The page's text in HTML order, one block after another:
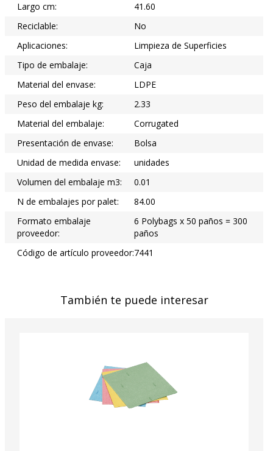
Largo cm:
41.60
Reciclable:
No
Aplicaciones:
Limpieza de Superficies
Tipo de embalaje:
Caja
Material del envase:
LDPE
Peso del embalaje kg:
2.33
Material del embalaje:
Corrugated
Presentación de envase:
Bolsa
Unidad de medida envase:
unidades
Volumen del embalaje m3:
0.01
N de embalajes por palet:
84.00
Formato embalaje
proveedor:
6 Polybags x 50 paños = 300
paños
Código de artículo proveedor:7441
También te puede interesar